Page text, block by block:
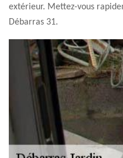
extérieur. Mettez-vous
Débarras 31.